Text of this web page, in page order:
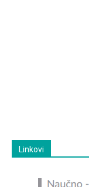
Linkovi